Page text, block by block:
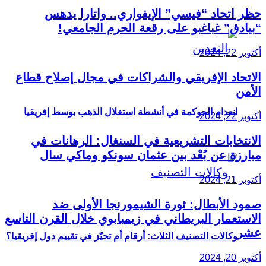
انعدام الحوكمة في أنشطة استغلال الذهب بوسط إفريقيا
وكالات التصنيف الثلاث: أرقام أم تحيّز في تقييم دول إفريقيا؟
حظر اتحاد “فيسي” الإيفواري.. واتارا يدهس
“بيادق” غباغبو على رقعة الحرم الجامعي!
أكتوبر 22, 2024
الاتحاد الإفريقي والشراكات في مجال إصلاح قطاع
الأمن
أكتوبر 22, 2024
الانتخابات التشريعية في السنغال: الرهانات في
مبارزة عن بُعْد بين عثمان سونكو وماكي سال
أكتوبر 21, 2024
صمود الأبطال: ثورة الشيمورنجا الأولى ضد
الاستعمار البريطاني في زيمبابوي خلال القرن التاسع
عشر
أكتوبر 20, 2024